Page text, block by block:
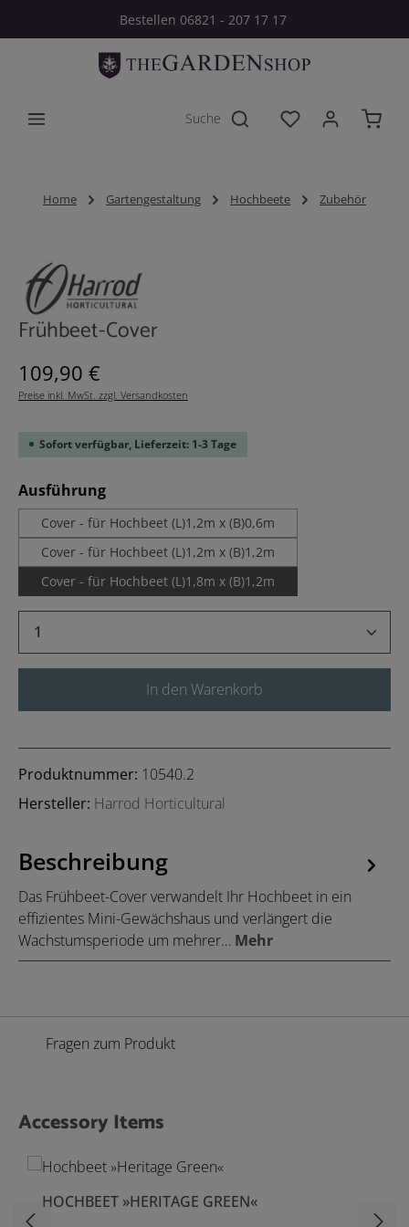
Zum Hauptinhalt springenBestellen 06821 - 207 17 17
Du hast 0
Home Gartengestaltung Hochbeete Zubehör
Frühbeet-Cover
Regulärer Preis:
109,90 €
Preise inkl. MwSt. zzgl. Versandkosten
Sofort verfügbar, Lieferzeit: 1-3 Tage
Ausführungauswählen
Cover - für Hochbeet (L)1,2m x (B)0,6m
Cover - für Hochbeet (L)1,2m x (B)1,2m
Cover - für Hochbeet (L)1,8m x (B)1,2m
Produkt Anzahl: Gib den gewünschten
In den Warenkorb
Produktnummer: 10540.2
Hersteller: Harrod Horticultural
Beschreibung
Das Frühbeet-Cover verwandelt Ihr Hochbeet in ein
effizientes Mini-Gewächshaus und verlängert die
Wachstumsperiode um mehrer… Mehr
Fragen zum Produkt
Produktgalerie überspringen
Accessory Items
HOCHBEET »HERITAGE GREEN«